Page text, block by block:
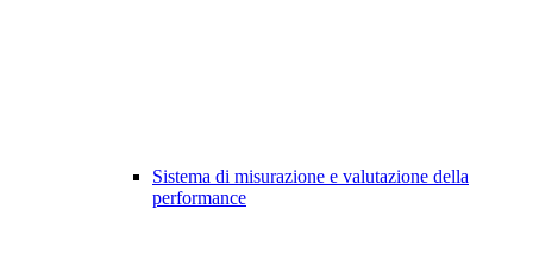
Sistema di misurazione e valutazione della
performance